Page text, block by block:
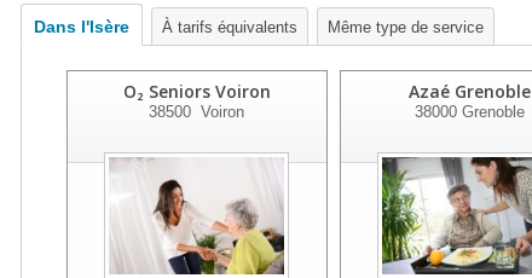
Dans l'Isère À tarifs équivalents Même type de service
O₂ Seniors Voiron
38500 Voiron
Azaé Grenoble
38000 Grenoble